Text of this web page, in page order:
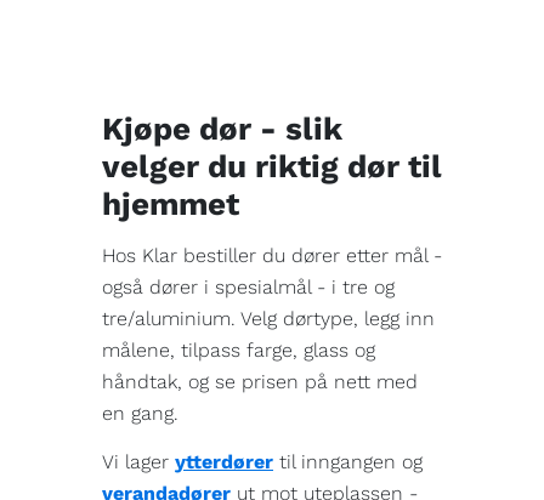
Kjøpe dør - slik
velger du riktig dør til
hjemmet
Hos Klar bestiller du dører etter mål -
også dører i spesialmål - i tre og
tre/aluminium. Velg dørtype, legg inn
målene, tilpass farge, glass og
håndtak, og se prisen på nett med
en gang.
Vi lager ytterdører til inngangen og
verandadører ut mot uteplassen -